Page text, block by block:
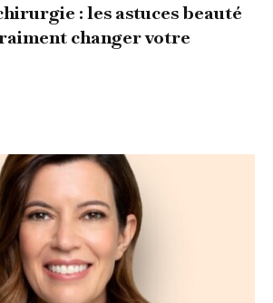
: les astuces beauté
changer votre